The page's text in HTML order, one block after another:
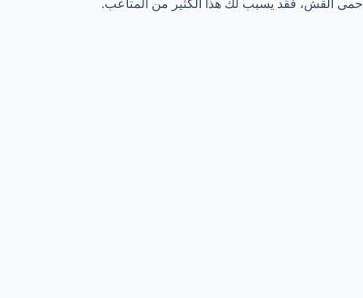
حمى القش، فقد يسبب لك هذا الكثير من المتاعب.